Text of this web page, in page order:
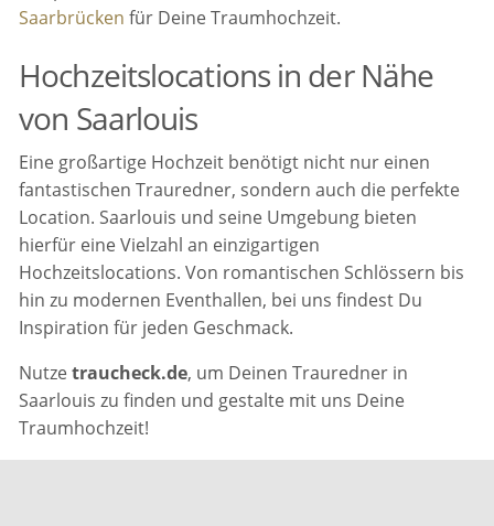
Saarbrücken für Deine Traumhochzeit.
Hochzeitslocations in der Nähe
von Saarlouis
Eine großartige Hochzeit benötigt nicht nur einen
fantastischen Trauredner, sondern auch die perfekte
Location. Saarlouis und seine Umgebung bieten
hierfür eine Vielzahl an einzigartigen
Hochzeitslocations. Von romantischen Schlössern bis
hin zu modernen Eventhallen, bei uns findest Du
Inspiration für jeden Geschmack.
Nutzetraucheck.de, um Deinen Trauredner in
Saarlouis zu finden und gestalte mit uns Deine
Traumhochzeit!